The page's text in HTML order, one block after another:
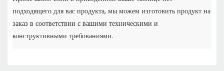
подходящего для вас продукта, мы можем изготовить продукт на
заказ в соответствии с вашими техническими и
конструктивными требованиями.